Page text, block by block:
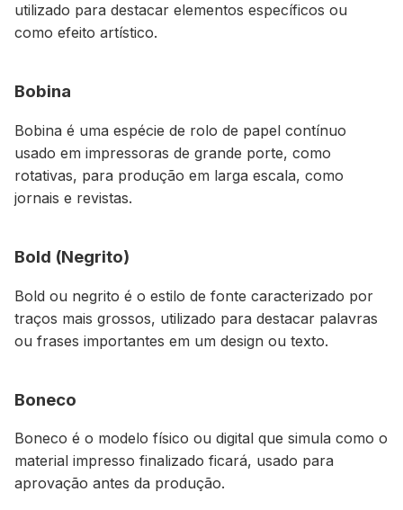
utilizado para destacar elementos específicos ou
como efeito artístico.
Bobina
Bobina é uma espécie de rolo de papel contínuo
usado em impressoras de grande porte, como
rotativas, para produção em larga escala, como
jornais e revistas.
Bold (Negrito)
Bold ou negrito é o estilo de fonte caracterizado por
traços mais grossos, utilizado para destacar palavras
ou frases importantes em um design ou texto.
Boneco
Boneco é o modelo físico ou digital que simula como o
material impresso finalizado ficará, usado para
aprovação antes da produção.